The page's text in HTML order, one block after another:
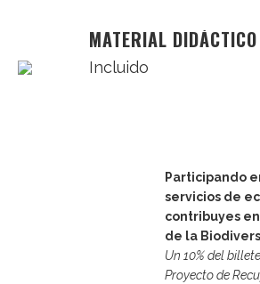
MATERIAL DIDÁCTICO
Incluido
Participando
servicios de
contribuyes
de la
Un 10% del
Proyecto de